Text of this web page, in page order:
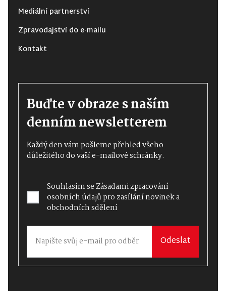
Mediální partnerství
Zpravodajství do e-mailu
Kontakt
Buďte v obraze s naším
denním newsletterem
Každý den vám pošleme přehled všeho
důležitého do vaší e-mailové schránky.
Souhlasím seZásadami zpracování
osobních údajůpro zasílání novinek a
obchodních sdělení
Odeslat